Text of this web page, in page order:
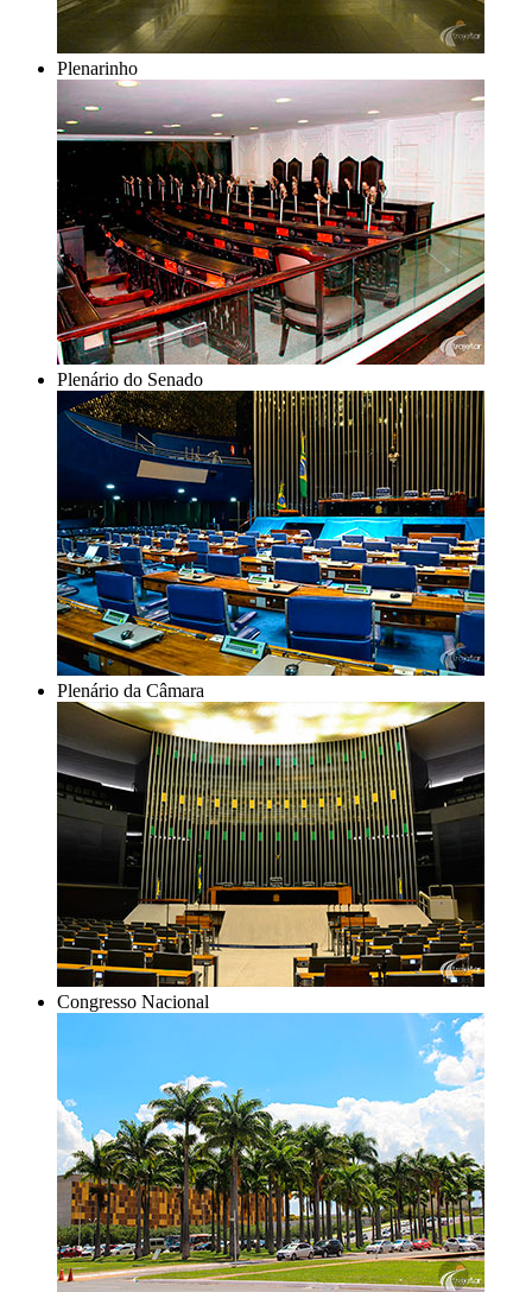
Plenarinho
Plenário do Senado
Plenário da Câmara
Congresso Nacional